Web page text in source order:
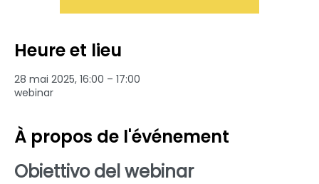
Heure et lieu
28 mai 2025, 16:00 – 17:00
webinar
À propos de l'événement
Obiettivo del webinar